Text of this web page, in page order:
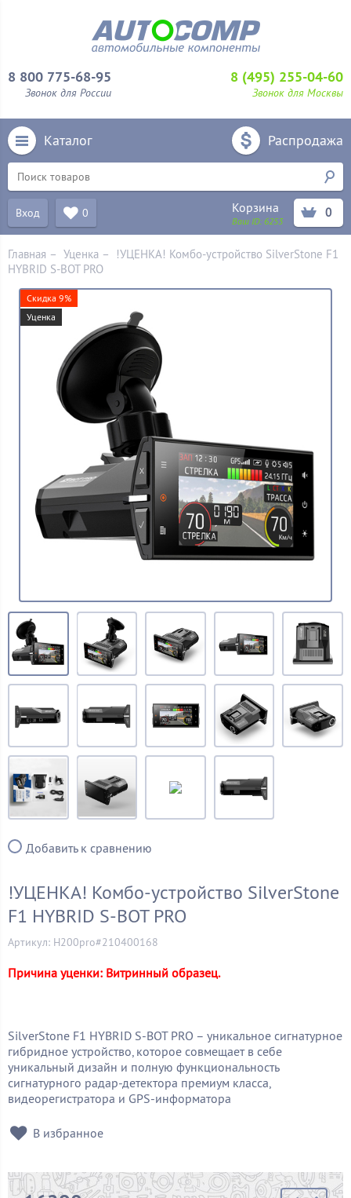
8 800 775-68-95
Звонок для России
8 (495) 255-04-60
Звонок для Москвы
Каталог Распродажа
Вход 0 Корзина
Ваш ID:6253
0
Главная – Уценка –
!УЦЕНКА! Комбо-устройство SilverStone F1
HYBRID S-BOT PRO
Скидка 9%
Уценка
Добавить к сравнению
!УЦЕНКА! Комбо-устройство SilverStone
F1 HYBRID S-BOT PRO
Артикул: H200pro#210400168
Причина уценки: Витринный образец.
SilverStone F1 HYBRID S-BOT PRO – уникальное сигнатурное
гибридное устройство, которое совмещает в себе
уникальный дизайн и полную функциональность
сигнатурного радар-детектора премиум класса,
видеорегистратора и GPS-информатора
В избранное